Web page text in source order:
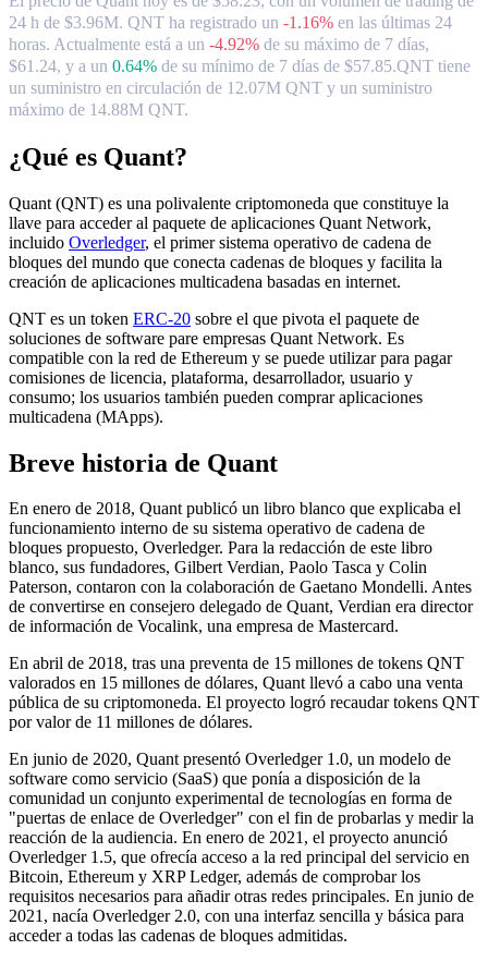
24 h de $3.96M. QNT ha registrado un -1.16% en las últimas 24
horas. Actualmente está a un -4.92% de su máximo de 7 días,
$61.24, y a un 0.64% de su mínimo de 7 días de $57.85.QNT tiene
un suministro en circulación de 12.07M QNT y un suministro
máximo de 14.88M QNT.
¿Qué es Quant?
Quant (QNT) es una polivalente criptomoneda que constituye la
llave para acceder al paquete de aplicaciones Quant Network,
incluido Overledger, el primer sistema operativo de cadena de
bloques del mundo que conecta cadenas de bloques y facilita la
creación de aplicaciones multicadena basadas en internet.
QNT es un token ERC-20 sobre el que pivota el paquete de
soluciones de software pare empresas Quant Network. Es
compatible con la red de Ethereum y se puede utilizar para pagar
comisiones de licencia, plataforma, desarrollador, usuario y
consumo; los usuarios también pueden comprar aplicaciones
multicadena (MApps).
Breve historia de Quant
En enero de 2018, Quant publicó un libro blanco que explicaba el
funcionamiento interno de su sistema operativo de cadena de
bloques propuesto, Overledger. Para la redacción de este libro
blanco, sus fundadores, Gilbert Verdian, Paolo Tasca y Colin
Paterson, contaron con la colaboración de Gaetano Mondelli. Antes
de convertirse en consejero delegado de Quant, Verdian era director
de información de Vocalink, una empresa de Mastercard.
En abril de 2018, tras una preventa de 15 millones de tokens QNT
valorados en 15 millones de dólares, Quant llevó a cabo una venta
pública de su criptomoneda. El proyecto logró recaudar tokens QNT
por valor de 11 millones de dólares.
En junio de 2020, Quant presentó Overledger 1.0, un modelo de
software como servicio (SaaS) que ponía a disposición de la
comunidad un conjunto experimental de tecnologías en forma de
"puertas de enlace de Overledger" con el fin de probarlas y medir la
reacción de la audiencia. En enero de 2021, el proyecto anunció
Overledger 1.5, que ofrecía acceso a la red principal del servicio en
Bitcoin, Ethereum y XRP Ledger, además de comprobar los
requisitos necesarios para añadir otras redes principales. En junio de
2021, nacía Overledger 2.0, con una interfaz sencilla y básica para
acceder a todas las cadenas de bloques admitidas.